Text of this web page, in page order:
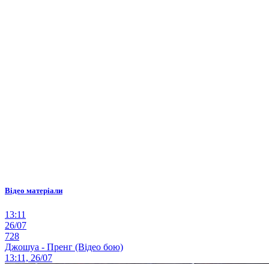
Відео матеріали
13:11
26/07
728
Джошуа - Пренг (Відео бою)
13:11, 26/07